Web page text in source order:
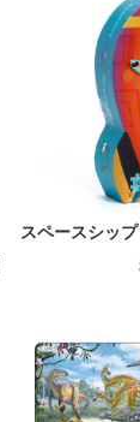
スペースシップ